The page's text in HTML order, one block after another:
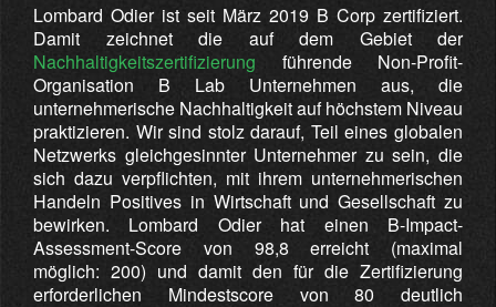
Lombard Odier ist seit März 2019 B Corp zertifiziert.
Damit zeichnet die auf dem Gebiet der
Nachhaltigkeitszertifizierung führende Non-Profit-
Organisation B Lab Unternehmen aus, die
unternehmerische Nachhaltigkeit auf höchstem Niveau
praktizieren. Wir sind stolz darauf, Teil eines globalen
Netzwerks gleichgesinnter Unternehmer zu sein, die
sich dazu verpflichten, mit ihrem unternehmerischen
Handeln Positives in Wirtschaft und Gesellschaft zu
bewirken. Lombard Odier hat einen B-Impact-
Assessment-Score von 98,8 erreicht (maximal
möglich: 200) und damit den für die Zertifizierung
erforderlichen Mindestscore von 80 deutlich